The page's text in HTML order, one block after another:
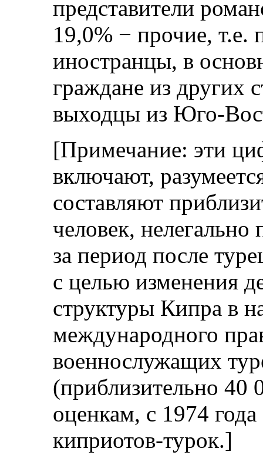
представители
19,0% − прочие,
иностранцы, в
граждане из других
выходцы из Юго-
[Примечание: эти
включают,
составляют
человек,
за период после
с целью изменения
структуры Кипра в
международного
военнослужащих
(приблизительно 40
оценкам, с 1974
киприотов-турок.]